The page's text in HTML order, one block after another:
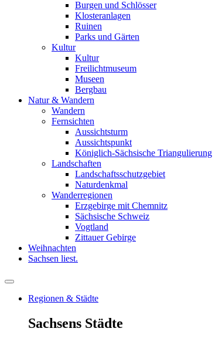
Burgen und Schlösser
Klosteranlagen
Ruinen
Parks und Gärten
Kultur
Kultur
Freilichtmuseum
Museen
Bergbau
Natur & Wandern
Wandern
Fernsichten
Aussichtsturm
Aussichtspunkt
Königlich-Sächsische Triangulierung
Landschaften
Landschaftsschutzgebiet
Naturdenkmal
Wanderregionen
Erzgebirge mit Chemnitz
Sächsische Schweiz
Vogtland
Zittauer Gebirge
Weihnachten
Sachsen liest.
Regionen & Städte
Sachsens Städte